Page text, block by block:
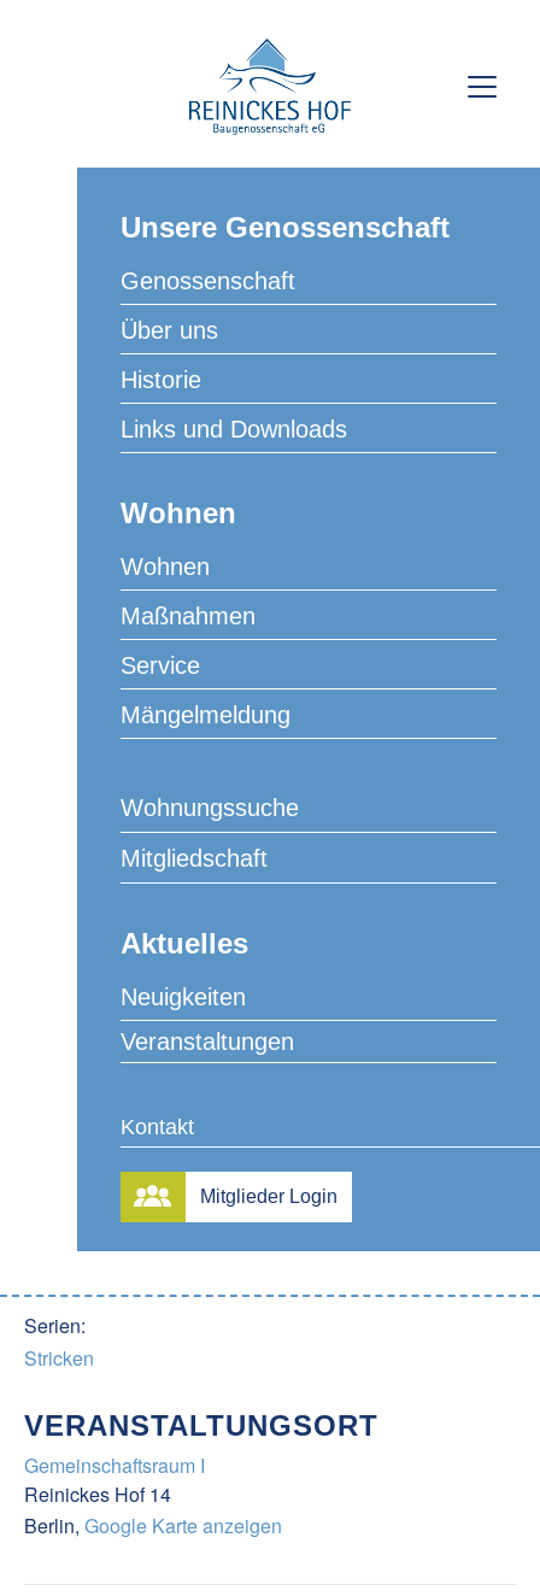
Unsere Genossenschaft
Genossenschaft
Über uns
Historie
Links und Downloads
Wohnen
Wohnen
Maßnahmen
Service
Mängelmeldung
Wohnungssuche
Mitgliedschaft
Aktuelles
Neuigkeiten
Veranstaltungen
Kontakt
Mitglieder Login
Diese Veranstaltung hat bereits stattgefunden.
Stricken
3. März | 15:00– 17:00
Möchten Sie in die Welt des Strickens eintauchen und Ihr
Fingergeschick unter Beweis stellen? Ob Sie Anfängerin
bzw. Anfängerin oder bereits reichlich Erfahrung
mitbringen spielt in diesem Kurs keine Rolle. Bei
unserem Stricknachmittag können Sie frei nach Belieben
stricken, neue Techniken erlernen und Ihrer Kreativität
freien Lauf lassen.
Für eine optimale Organisation bitten wir Sie um eine
Anmeldung bei Frau Gottemeier. Wir wünschen Ihnen
viele schöne Strickprojekte und einen entspannten
Nachmittag.
Zum Kalender hinzufügen
DETAILS
Serien:
Stricken
VERANSTALTUNGSORT
Gemeinschaftsraum I
Reinickes Hof 14
Berlin, Google Karte anzeigen
Fr. Gottemeier
Telefon